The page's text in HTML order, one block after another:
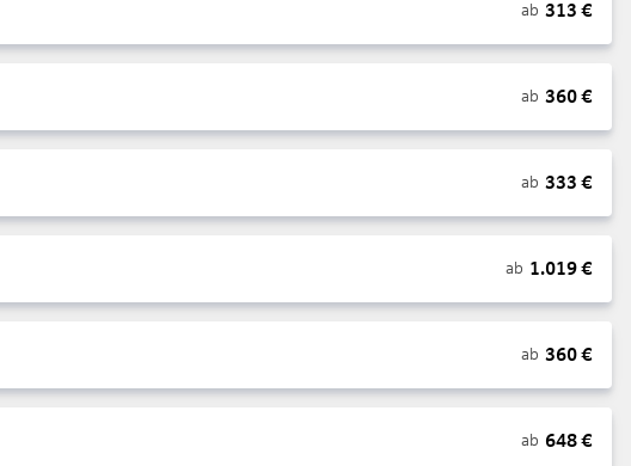
ab 313 €
ab 360€
ab 333 €
ab 1.019€
ab 360€
ab 648€